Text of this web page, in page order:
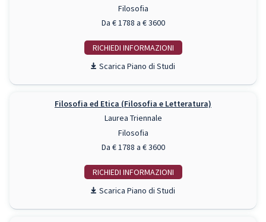
Filosofia
Da € 1788 a € 3600
RICHIEDI INFO
Piano di Studi
Filosofia ed Etica (Filosofia e Letteratura)
Laurea Triennale
Filosofia
Da € 1788 a € 3600
RICHIEDI INFO
Piano di Studi